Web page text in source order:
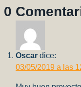
1/
0
Oscar dice:
03/05/2019 a las